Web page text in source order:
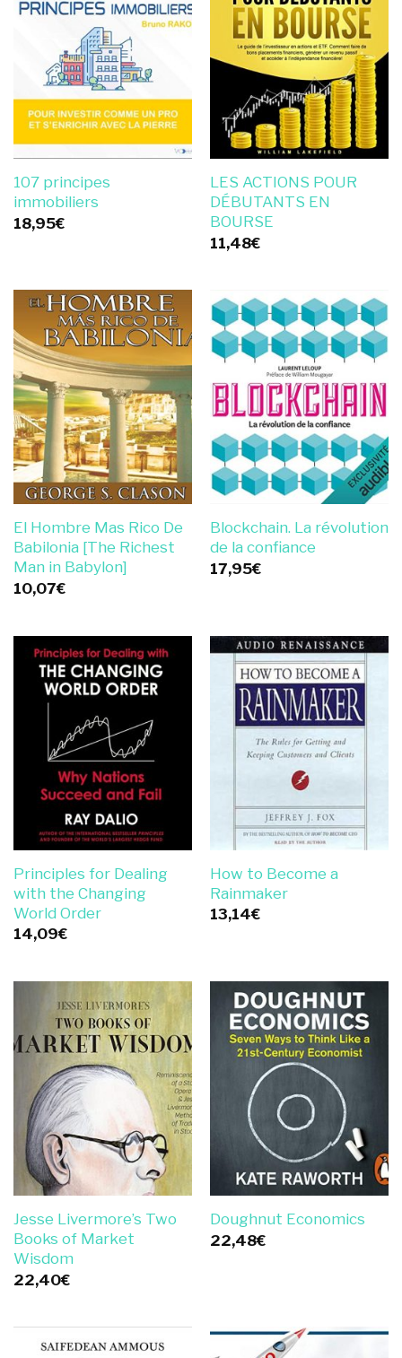
107 principes
immobiliers
18,95€
LES ACTIONS POUR
DÉBUTANTS EN
BOURSE
11,48€
El Hombre Mas Rico De
Babilonia [The Richest
Man in Babylon]
10,07€
Blockchain. La révolution
de la confiance
17,95€
Principles for Dealing
with the Changing
World Order
14,09€
How to Become a
Rainmaker
13,14€
Jesse Livermore’s Two
Books of Market
Wisdom
22,40€
Doughnut Economics
22,48€